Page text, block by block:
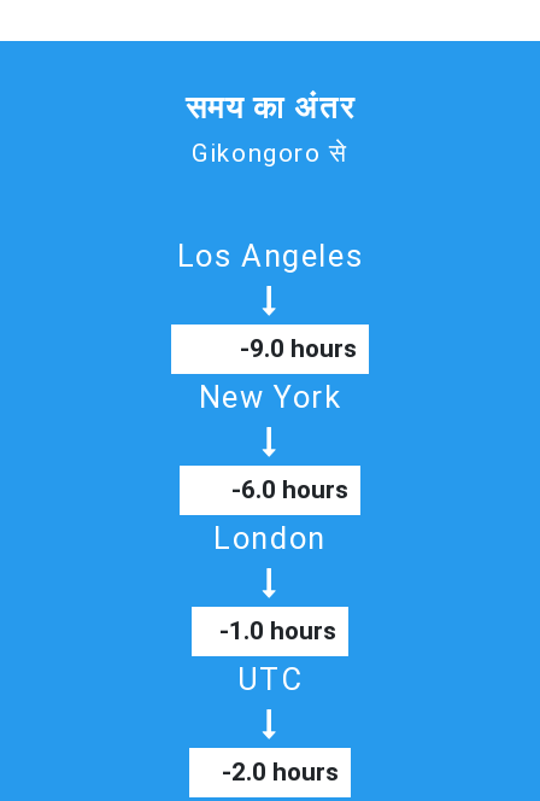
समय का अंतर
Gikongoro से
Los Angeles
-9.0 hours
New York
-6.0 hours
London
-1.0 hours
UTC
-2.0 hours